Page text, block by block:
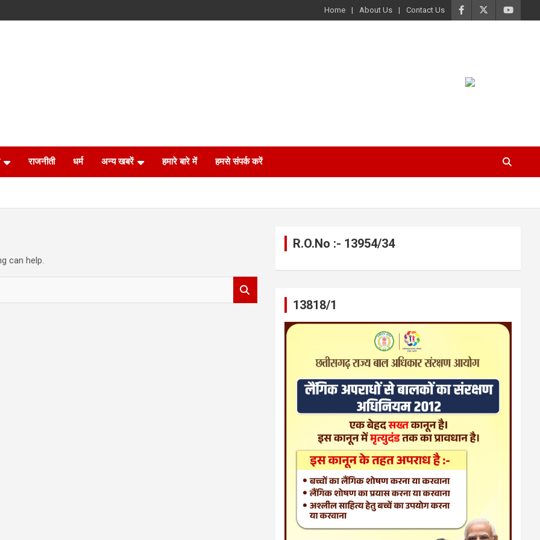
Home About Us Contact Us
राजनीती धर्म अन्य खबरें हमारे बारे में हमसे संपर्क करें
can help.
R.O.No :- 13954/34
13818/1